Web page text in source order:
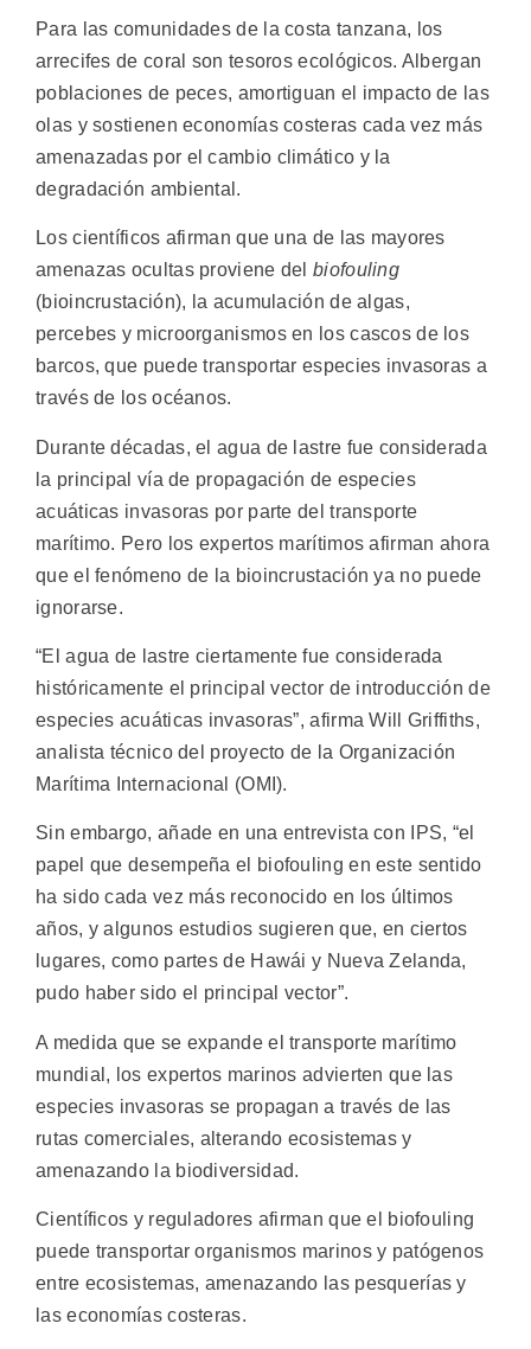
Para las comunidades de la costa tanzana, los
arrecifes de coral son tesoros ecológicos. Albergan
poblaciones de peces, amortiguan el impacto de las
olas y sostienen economías costeras cada vez más
amenazadas por el cambio climático y la
degradación ambiental.
Los científicos afirman que una de las mayores
amenazas ocultas proviene delbiofouling
(bioincrustación), la acumulación de algas,
percebes y microorganismos en los cascos de los
barcos, que puede transportar especies invasoras a
través de los océanos.
Durante décadas, el agua de lastre fue considerada
la principal vía de propagación de especies
acuáticas invasoras por parte del transporte
marítimo. Pero los expertos marítimos afirman ahora
que el fenómeno de la bioincrustación ya no puede
ignorarse.
“El agua de lastre ciertamente fue considerada
históricamente el principal vector de introducción de
especies acuáticas invasoras”, afirma Will Griffiths,
analista técnico del proyecto de la Organización
Marítima Internacional (OMI).
Sin embargo, añade en una entrevista con IPS, “el
papel que desempeña el biofouling en este sentido
ha sido cada vez más reconocido en los últimos
años, y algunos estudios sugieren que, en ciertos
lugares, como partes de Hawái y Nueva Zelanda,
pudo haber sido el principal vector”.
A medida que se expande el transporte marítimo
mundial, los expertos marinos advierten que las
especies invasoras se propagan a través de las
rutas comerciales, alterando ecosistemas y
amenazando la biodiversidad.
Científicos y reguladores afirman que el biofouling
puede transportar organismos marinos y patógenos
entre ecosistemas, amenazando las pesquerías y
las economías costeras.